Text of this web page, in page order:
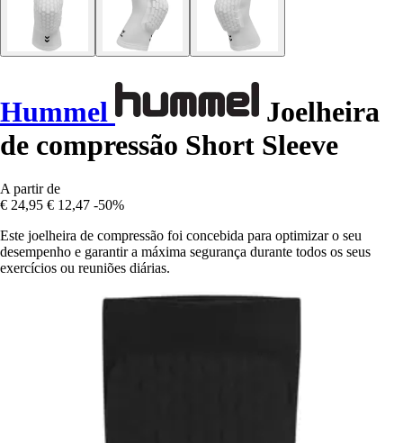
Hummel
Joelheira
de compressão Short Sleeve
A partir de
€ 24,95 € 12,47 -50%
Este joelheira de compressão foi concebida para optimizar o seu
desempenho e garantir a máxima segurança durante todos os seus
exercícios ou reuniões diárias.